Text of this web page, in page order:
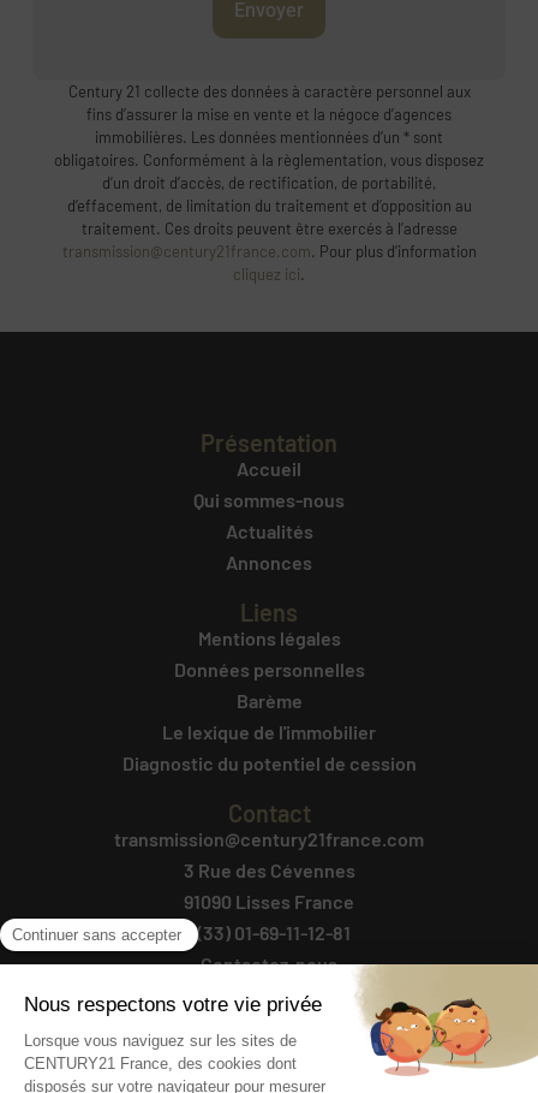
Envoyer
Century 21 collecte des données à caractère personnel aux
fins d’assurer la mise en vente et la négoce d’agences
immobilières. Les données mentionnées d’un * sont
obligatoires. Conformément à la règlementation, vous disposez
d’un droit d’accès, de rectification, de portabilité,
d’effacement, de limitation du traitement et d’opposition au
traitement. Ces droits peuvent être exercés à l’adresse
transmission@century21france.com. Pour plus d’information
cliquez ici.
Présentation
Accueil
Qui sommes-nous
Actualités
Annonces
Liens
Mentions légales
Données personnelles
Barème
Le lexique de l'immobilier
Diagnostic du potentiel de cession
Contact
transmission@century21france.com
3 Rue des Cévennes
91090 Lisses France
+(33) 01-69-11-12-81
Contactez-nous
Suivez-Nous